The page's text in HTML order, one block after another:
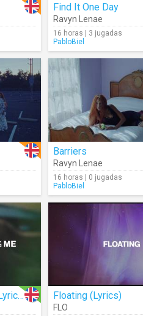
Find It One Day
Ravyn Lenae
16 horas | 3 jugadas
PabloBiel
Barriers
Ravyn Lenae
16 horas | 0 jugadas
PabloBiel
Miss You Missing Me (Lyrics) Floating (Lyrics)
FLO